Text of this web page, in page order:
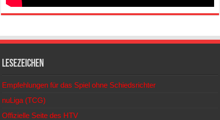
Lesezeichen
Empfehlungen für das Spiel ohne Schiedsrichter
nuLiga (TCG)
Offizielle Seite des HTV